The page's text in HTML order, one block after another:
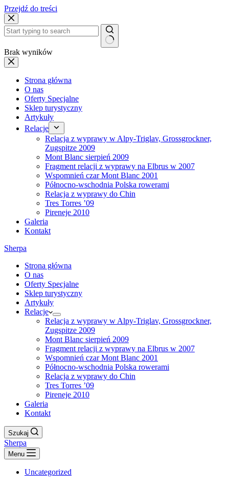
Przejdź do treści
Brak wyników
Strona główna
O nas
Oferty Specjalne
Sklep turystyczny
Artykuły
Relacje
Relacja z wyprawy w Alpy-Triglav, Grossgrockner,
Zugspitze 2009
Mont Blanc sierpień 2009
Fragment relacji z wyprawy na Elbrus w 2007
Wspomnień czar Mont Blanc 2001
Północno-wschodnia Polska rowerami
Relacja z wyprawy do Chin
Tres Torres ’09
Pireneje 2010
Galeria
Kontakt
Sherpa
Strona główna
O nas
Oferty Specjalne
Sklep turystyczny
Artykuły
Relacje
Relacja z wyprawy w Alpy-Triglav, Grossgrockner,
Zugspitze 2009
Mont Blanc sierpień 2009
Fragment relacji z wyprawy na Elbrus w 2007
Wspomnień czar Mont Blanc 2001
Północno-wschodnia Polska rowerami
Relacja z wyprawy do Chin
Tres Torres ’09
Pireneje 2010
Galeria
Kontakt
Szukaj
Sherpa
Menu
Uncategorized